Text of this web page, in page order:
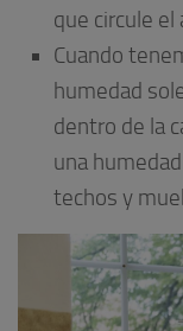
que circule el
Cuando
humedad
dentro de la
una
techos y